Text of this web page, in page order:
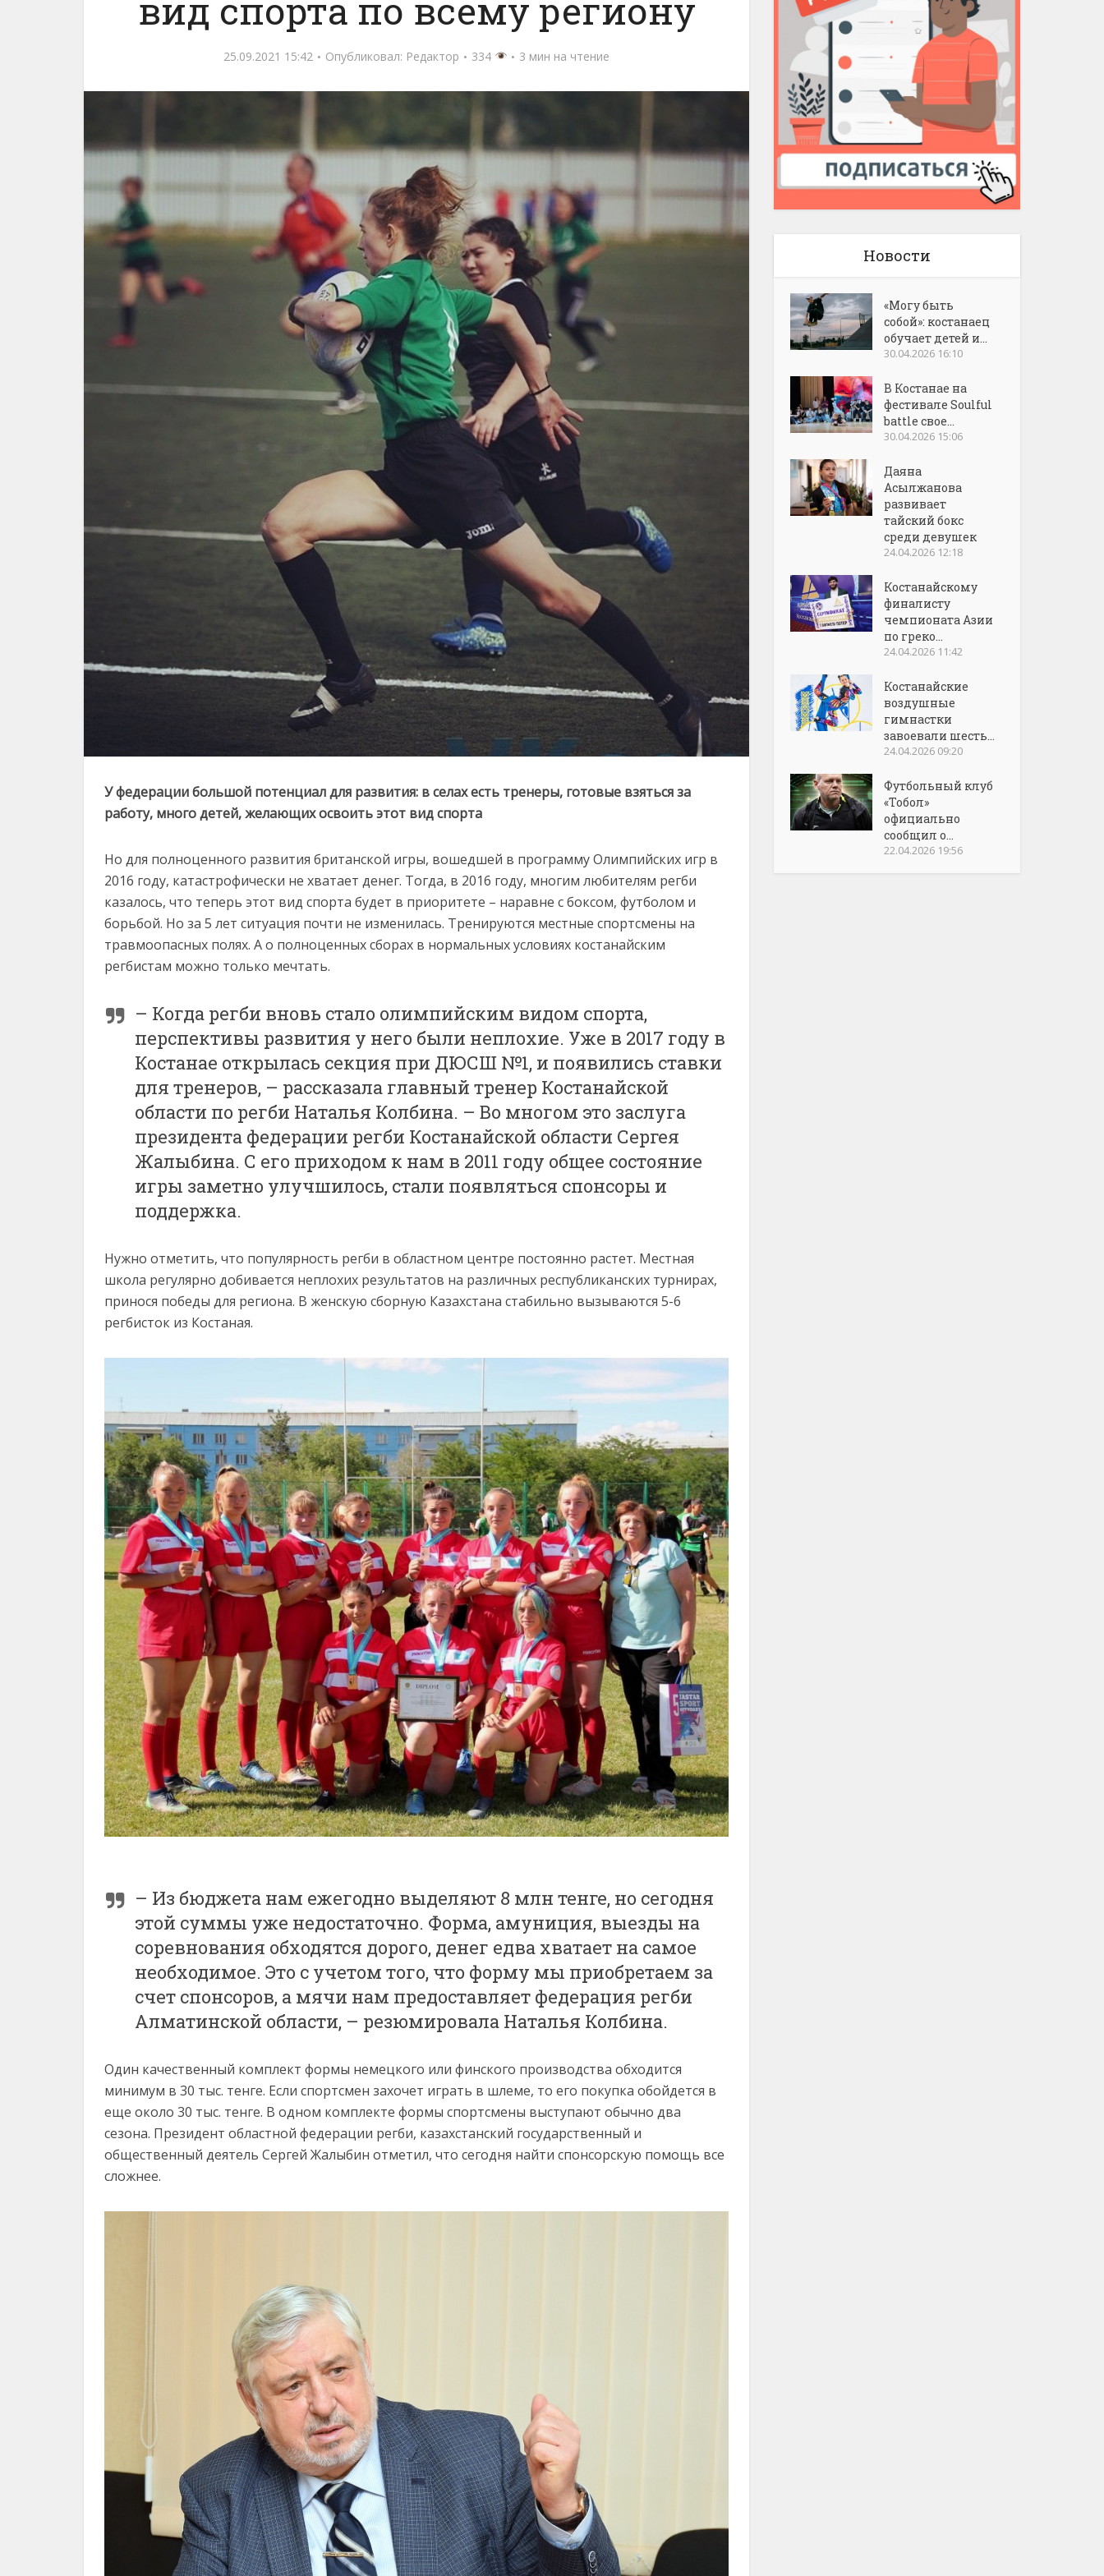
вид спорта по всему региону
25.09.2021 15:42 Опубликовал: Редактор 334 3 мин на чтение
У федерации большой потенциал для развития: в селах есть тренеры, готовые взяться за
работу, много детей, желающих освоить этот вид спорта
Но для полноценного развития британской игры, вошедшей в программу Олимпийских игр в
2016 году, катастрофически не хватает денег. Тогда, в 2016 году, многим любителям регби
казалось, что теперь этот вид спорта будет в приоритете – наравне с боксом, футболом и
борьбой. Но за 5 лет ситуация почти не изменилась. Тренируются местные спортсмены на
травмоопасных полях. А о полноценных сборах в нормальных условиях костанайским
регбистам можно только мечтать.
– Когда регби вновь стало олимпийским видом спорта,
перспективы развития у него были неплохие. Уже в 2017 году в
Костанае открылась секция при ДЮСШ №1, и появились ставки
для тренеров, – рассказала главный тренер Костанайской
области по регби Наталья Колбина. – Во многом это заслуга
президента федерации регби Костанайской области Сергея
Жалыбина. С его приходом к нам в 2011 году общее состояние
игры заметно улучшилось, стали появляться спонсоры и
поддержка.
Нужно отметить, что популярность регби в областном центре постоянно растет. Местная
школа регулярно добивается неплохих результатов на различных республиканских турнирах,
принося победы для региона. В женскую сборную Казахстана стабильно вызываются 5-6
регбисток из Костаная.
– Из бюджета нам ежегодно выделяют 8 млн тенге, но сегодня
этой суммы уже недостаточно. Форма, амуниция, выезды на
соревнования обходятся дорого, денег едва хватает на самое
необходимое. Это с учетом того, что форму мы приобретаем за
счет спонсоров, а мячи нам предоставляет федерация регби
Алматинской области, – резюмировала Наталья Колбина.
Один качественный комплект формы немецкого или финского производства обходится
минимум в 30 тыс. тенге. Если спортсмен захочет играть в шлеме, то его покупка обойдется в
еще около 30 тыс. тенге. В одном комплекте формы спортсмены выступают обычно два
сезона. Президент областной федерации регби, казахстанский государственный и
общественный деятель Сергей Жалыбин отметил, что сегодня найти спонсорскую помощь все
сложнее.
Новости
«Могу быть
собой»: костанаец
обучает детей и...
30.04.2026 16:10
В Костанае на
фестивале Soulful
battle свое...
30.04.2026 15:06
Даяна
Асылжанова
развивает
тайский бокс
среди девушек
24.04.2026 12:18
Костанайскому
финалисту
чемпионата Азии
по греко...
24.04.2026 11:42
Костанайские
воздушные
гимнастки
завоевали шесть...
24.04.2026 09:20
Футбольный клуб
«Тобол»
официально
сообщил о...
22.04.2026 19:56